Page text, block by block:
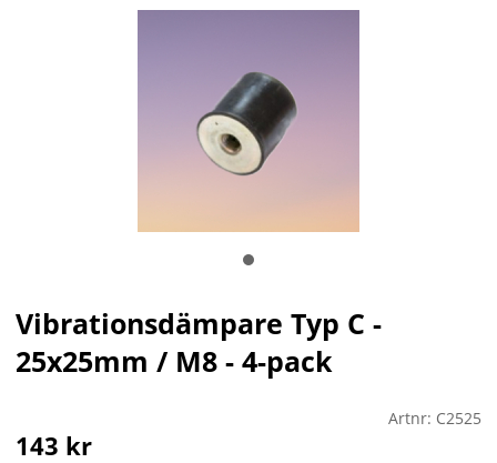
Vibrationsdämpare Typ C -
25x25mm / M8 - 4-pack
Artnr: C2525
143 kr